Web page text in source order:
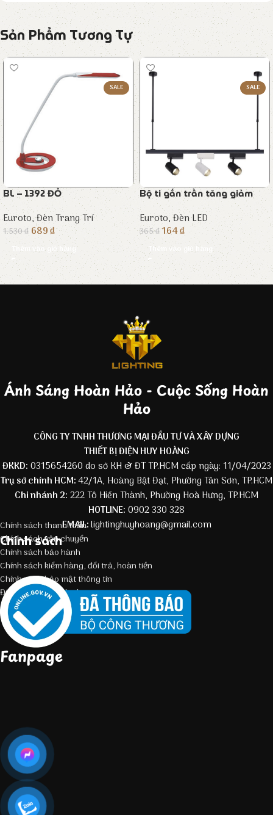
Sản Phẩm Tương Tự
SALE
BL – 1392 ĐỎ
Euroto,Đèn Trang Trí
1.530₫ 689₫
Thêm vào giỏ hàng
SALE
Bộ ti gắn trần tăng giảm
Euroto,Đèn LED
365₫164₫
Thêm vào giỏ hàng
Ánh Sáng Hoàn Hảo - Cuộc Sống Hoàn
Hảo
CÔNG TY TNHH THƯƠNG MẠI ĐẦU TƯ VÀ XÂY DỰNG
THIẾT BỊ ĐIỆN HUY HOÀNG
ĐKKD: 0315654260 do sở KH & ĐT TP.HCM cấp ngày: 11/04/2023
Trụ sở chính HCM:42/1A, Hoàng Bật Đạt, Phường Tân Sơn, TP.HCM
Chi nhánh 2: 222 Tô Hiến Thành, Phường Hoà Hưng, TP.HCM
HOTLINE: 0902 330 328
EMAIL:lightinghuyhoang@gmail.com
Chính sách
Chính sách thanh toán
Chính sách vận chuyển
Chính sách bảo hành
Chính sách kiểm hàng, đổi trả, hoàn tiền
Chính sách bảo mật thông tin
Điều kiện giao dịch chung
Fanpage